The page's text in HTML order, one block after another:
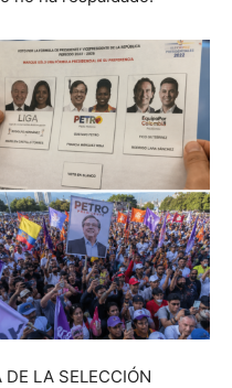
LA SELECCIÓN